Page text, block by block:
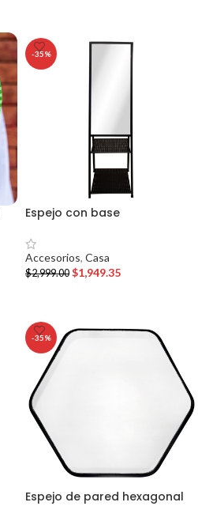
-35%
Espejo con base
Accesorios, Casa
$2,999.00 $1,949.35
-35%
Espejo de pared hexagonal